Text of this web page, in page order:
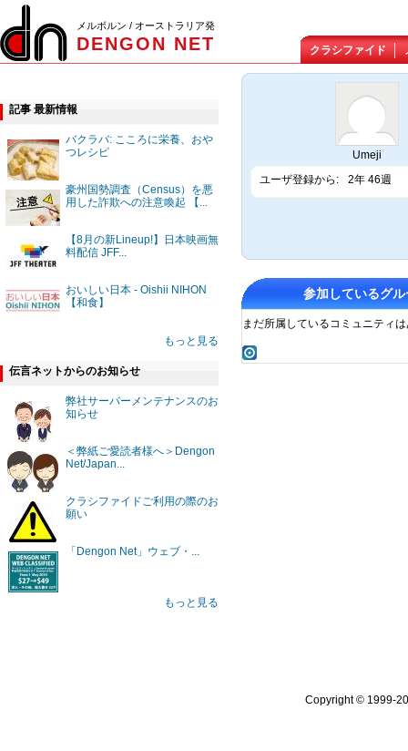
メルボルン / オーストラリア発
DENGON NET クラシファイド
記事 最新情報
バクラバ: こころに栄養、おや
つレシピ
豪州国勢調査（Census）を悪
用した詐欺への注意喚起 【...
【8月の新Lineup!】日本映画無
料配信 JFF...
おいしい日本 - Oishii NIHON
【和食】
もっと見る
伝言ネットからのお知らせ
弊社サーバーメンテナンスのお
知らせ
＜弊紙ご愛読者様へ＞Dengon
Net/Japan...
クラシファイドご利用の際のお
願い
「Dengon Net」ウェブ・...
もっと見る
Umeji
ユーザ登録から:
2年 46週
参加しているグル
まだ所属しているコミュニティ
Copyright © 1999-